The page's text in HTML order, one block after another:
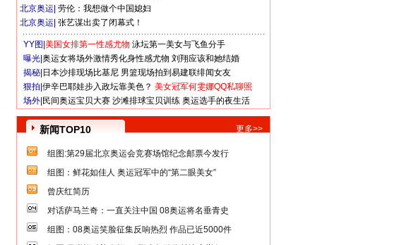
北京奥运 劳伦：我想做个中国媳妇
北京奥运 张艺谋出卖了闭幕式！
YY图| 美国女排第一性感尤物 泳坛第一美女与飞鱼分手
曝光| 奥运女将场外激情秀化身性感尤物 刘翔应该和她结婚
揭秘| 日本沙排现场比基尼 男篮现场拍到易建联绯闻女友
狠拍| 伊辛巴耶娃步入政坛靠美色？ 美女冠军何雯娜QQ私聊照
场外| 民间奥运宝贝大赛 沙滩排球宝贝训练 奥运选手的夜生活
新闻TOP10 更多>>
组图:第29届北京奥运会竞赛场馆纪念邮票今发行
组图：鲜花如佳人 奥运冠军中的“第二眼美女”
曾庆红简历
对话萨马兰奇：一直关注中国 08奥运将名垂青史
组图：08奥运笑脸征集反响热烈 作品已近5000件